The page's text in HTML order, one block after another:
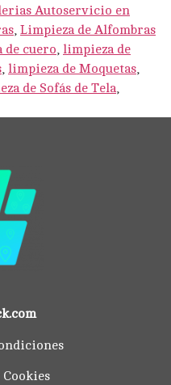
Autoservicio en
, Limpieza de Alfombras
de cuero, limpieza de
, limpieza de Moquetas,
de Sofás de Tela,